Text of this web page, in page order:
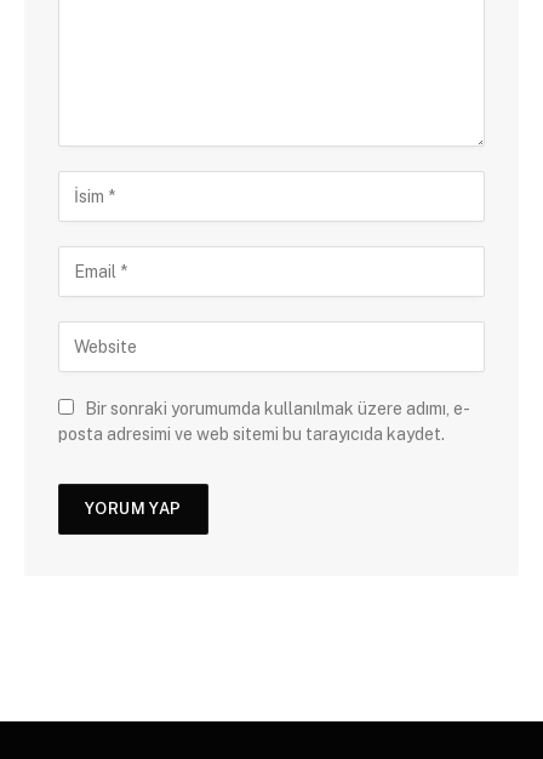
Bir sonraki yorumumda kullanılmak üzere adımı, e-
posta adresimi ve web sitemi bu tarayıcıda kaydet.